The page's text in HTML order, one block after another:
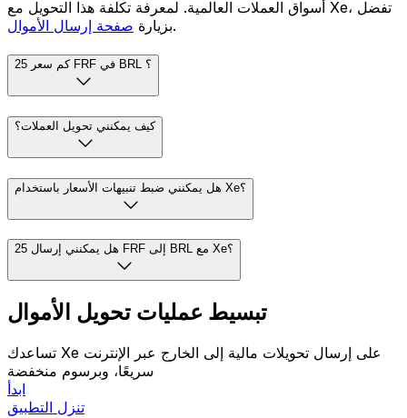
أسواق العملات العالمية. لمعرفة تكلفة هذا التحويل مع Xe، تفضل
بزيارة صفحة إرسال الأموال .
كم سعر 25 FRF في BRL ؟
كيف يمكنني تحويل العملات؟
هل يمكنني ضبط تنبيهات الأسعار باستخدام Xe؟
هل يمكنني إرسال 25 FRF إلى BRL مع Xe؟
تبسيط عمليات تحويل الأموال
تساعدك Xe على إرسال تحويلات مالية إلى الخارج عبر الإنترنت
سريعًا، وبرسوم منخفضة
ابدأ
تنزل التطبيق